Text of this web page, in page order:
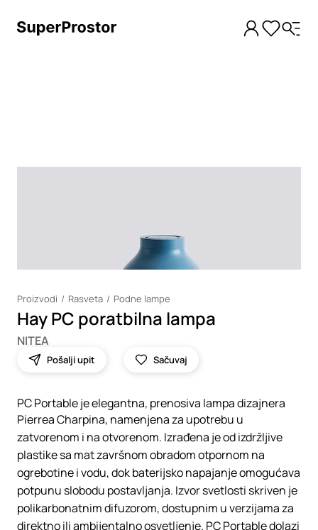
Proizvodi Rasveta Podne lampe
Hay PC poratbilna lampa
NITEA
Pošalji upit Sačuvaj
PC Portable je elegantna, prenosiva lampa dizajnera
Pierrea Charpina, namenjena za upotrebu u
zatvorenom i na otvorenom. Izrađena je od izdržljive
plastike sa mat završnom obradom otpornom na
ogrebotine i vodu, dok baterijsko napajanje omogućava
potpunu slobodu postavljanja. Izvor svetlosti skriven je
polikarbonatnim difuzorom, dostupnim u verzijama za
direktno ili ambijentalno osvetljenje. PC Portable dolazi